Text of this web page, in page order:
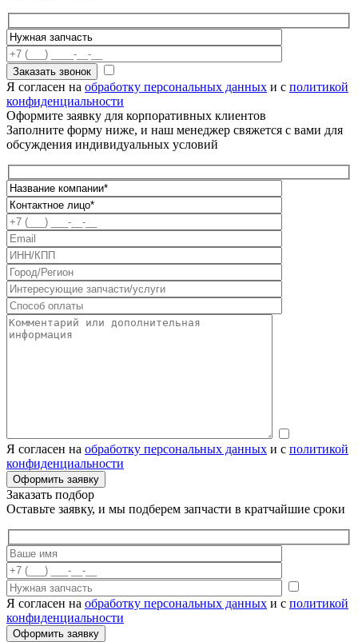
Я согласен на обработку персональных данных и с политикой
конфиденциальности
Оформите заявку для корпоративных клиентов
Заполните форму ниже, и наш менеджер свяжется с вами для
обсуждения индивидуальных условий
Я согласен на обработку персональных данных и с политикой
конфиденциальности
Заказать подбор
Оставьте заявку, и мы подберем запчасти в кратчайшие сроки
Я согласен на обработку персональных данных и с политикой
конфиденциальности